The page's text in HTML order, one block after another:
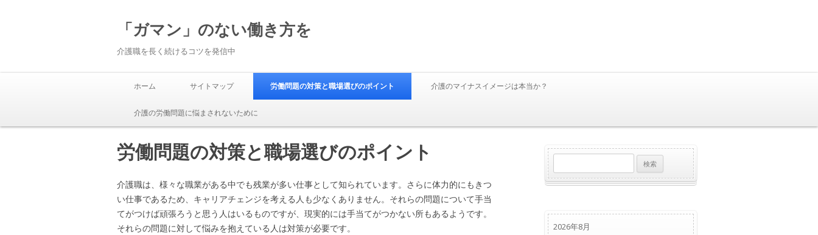
「ガマン」のない働き方を
介護職を長く続けるコツを発信中
Skip to content
ホーム サイトマップ 労働問題の対策と職場選びのポイント 介護のマイナスイメージは本当か？
介護の労働問題に悩まされないために
労働問題の対策と職場選びのポイント
介護職は、様々な職業がある中でも残業が多い仕事として知られています。さらに体力的にもきつ
い仕事であるため、キャリアチェンジを考える人も少なくありません。それらの問題について手当
てがつけば頑張ろうと思う人はいるものですが、現実的には手当てがつかない所もあるようです。
それらの問題に対して悩みを抱えている人は対策が必要です。
索:
2026年8月